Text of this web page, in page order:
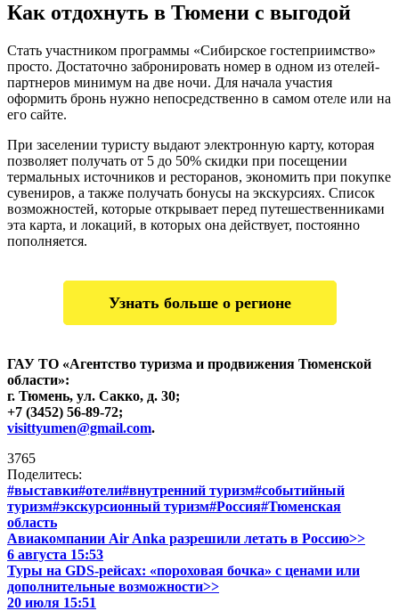
Как отдохнуть в Тюмени с выгодой
Стать участником программы «Сибирское гостеприимство»
просто. Достаточно забронировать номер в одном из отелей-
партнеров минимум на две ночи. Для начала участия
оформить бронь нужно непосредственно в самом отеле или на
его сайте.
При заселении туристу выдают электронную карту, которая
позволяет получать от 5 до 50% скидки при посещении
термальных источников и ресторанов, экономить при покупке
сувениров, а также получать бонусы на экскурсиях. Список
возможностей, которые открывает перед путешественниками
эта карта, и локаций, в которых она действует, постоянно
пополняется.
Узнать больше о регионе
ГАУ ТО «Агентство туризма и продвижения Тюменской
области»:
г. Тюмень, ул. Сакко, д. 30;
+7 (3452) 56-89-72;
visittyumen@gmail.com.
3765
Поделитесь:
#выставки#отели#внутренний туризм#событийный
туризм#экскурсионный туризм#Россия#Тюменская
область
Авиакомпании Air Anka разрешили летать в Россию>>
6 августа 15:53
Туры на GDS-рейсах: «пороховая бочка» с ценами или
дополнительные возможности>>
20 июля 15:51